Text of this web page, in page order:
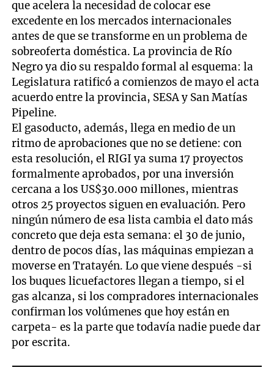
que acelera la necesidad de colocar ese
excedente en los mercados internacionales
antes de que se transforme en un problema de
sobreoferta doméstica. La provincia de Río
Negro ya dio su respaldo formal al esquema: la
Legislatura ratificó a comienzos de mayo el acta
acuerdo entre la provincia, SESA y San Matías
Pipeline.
El gasoducto, además, llega en medio de un
ritmo de aprobaciones que no se detiene: con
esta resolución, el RIGI ya suma 17 proyectos
formalmente aprobados, por una inversión
cercana a los US$30.000 millones, mientras
otros 25 proyectos siguen en evaluación. Pero
ningún número de esa lista cambia el dato más
concreto que deja esta semana: el 30 de junio,
dentro de pocos días, las máquinas empiezan a
moverse en Tratayén. Lo que viene después -si
los buques licuefactores llegan a tiempo, si el
gas alcanza, si los compradores internacionales
confirman los volúmenes que hoy están en
carpeta- es la parte que todavía nadie puede dar
por escrita.